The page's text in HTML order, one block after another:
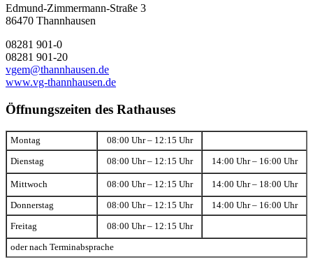
Edmund-Zimmermann-Straße 3
86470 Thannhausen
08281 901-0
08281 901-20
vgem@thannhausen.de
www.vg-thannhausen.de
Öffnungszeiten des Rathauses
Montag 08:00 Uhr – 12:15 Uhr
Dienstag 08:00 Uhr – 12:15 Uhr 14:00 Uhr – 16:00 Uhr
Mittwoch 08:00 Uhr – 12:15 Uhr 14:00 Uhr – 18:00 Uhr
Donnerstag 08:00 Uhr – 12:15 Uhr 14:00 Uhr – 16:00 Uhr
Freitag 08:00 Uhr – 12:15 Uhr
oder nach Terminabsprache